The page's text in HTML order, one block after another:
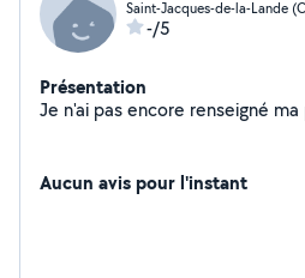
Saint-Jacques-de-la-Lande
-/5
Présentation
Aucun avis pour l'instant